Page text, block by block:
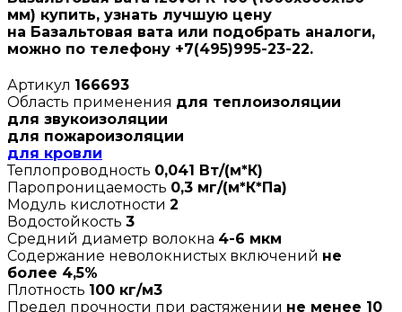
мм) купить, узнать лучшую цену
на Базальтовая вата или подобрать аналоги,
можно по телефону +7(495)995-23-22.
Артикул 166693
Область применения для теплоизоляции
для звукоизоляции
для пожароизоляции
для кровли
Теплопроводность 0,041 Вт/(м*К)
Паропроницаемость 0,3 мг/(м*К*Па)
Модуль кислотности 2
Водостойкость 3
Средний диаметр волокна 4-6 мкм
Содержание неволокнистых включений не
более 4,5%
Плотность 100 кг/м3
Предел прочности при растяжении не менее 10